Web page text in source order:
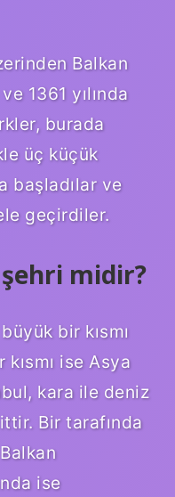
Balkan
1361 yılında
burada
üç küçük
başladılar ve
geçirdiler.
midir?
bir kısmı
ise Asya
kara ile deniz
Bir tarafında
ise